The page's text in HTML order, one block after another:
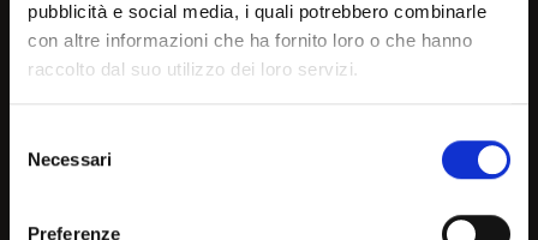
pubblicità e social media, i quali potrebbero combinarle
con altre informazioni che ha fornito loro o che hanno
raccolto dal suo utilizzo dei loro servizi.
delNecessari
Preferenze
It seems that you are
browsing in a country other
country or geographical are